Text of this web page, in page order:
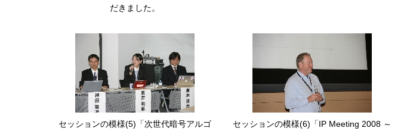
だきました。
セッションの模様(5)「次世代暗号アルゴ
セッションの模様(6)「IP Meeting 2008 ～